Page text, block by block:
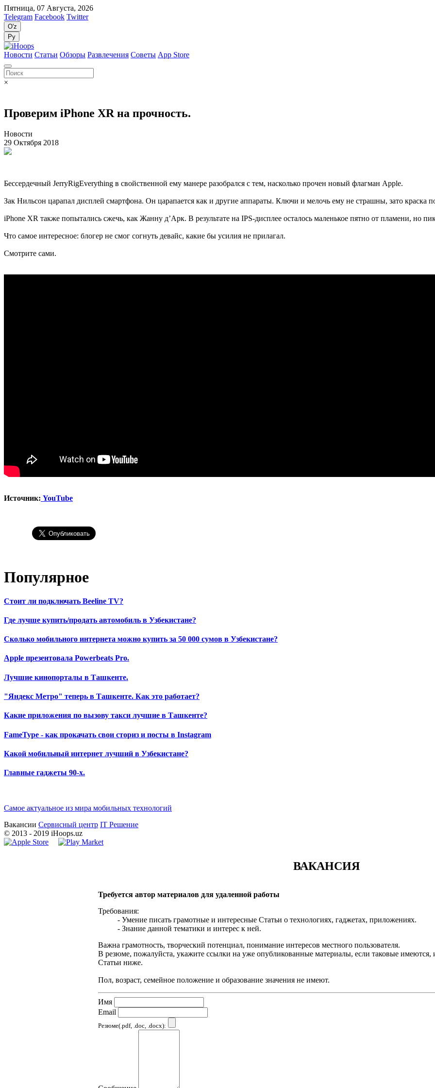
Пятница, 07 Августа, 2026
Telegram Facebook Twitter
O'z
Ру
Новости Статьи Обзоры Развлечения Советы App Store
×
Проверим iPhone XR на прочность.
Новости
29 Октября 2018
Бессердечный JerryRigEverything в свойственной ему манере разобрался с тем, насколько прочен новый флагман Apple.
Зак Нильсон царапал дисплей смартфона. Он царапается как и другие аппараты. Ключи и мелочь ему не страшны, зато краска
iPhone XR также попытались сжечь, как Жанну д’Арк. В результате на IPS-дисплее осталось маленькое пятно от пламени, но
Что самое интересное: блогер не смог согнуть девайс, какие бы усилия не прилагал.
Смотрите сами.
Источник: YouTube
Популярное
Стоит ли подключать Beeline TV?
Где лучше купить/продать автомобиль в Узбекистане?
Сколько мобильного интернета можно купить за 50 000 сумов в Узбекистане?
Apple презентовала Powerbeats Pro.
Лучшие кинопорталы в Ташкенте.
"Яндекс Метро" теперь в Ташкенте. Как это работает?
Какие приложения по вызову такси лучшие в Ташкенте?
FameType - как прокачать свои сториз и посты в Instagram
Какой мобильный интернет лучший в Узбекистане?
Главные гаджеты 90-х.
Самое актуальное из мира мобильных технологий
Вакансии Сервисный центр IT Решение
© 2013 - 2019 iHoops.uz
ВАКАНСИЯ
Требуется автор материалов для удаленной работы
Требования:
- Умение писать грамотные и интересные Статьи о технологиях, гаджетах, приложениях.
- Знание данной тематики и интерес к ней.
Важна грамотность, творческий потенциал, понимание интересов местного пользователя.
В резюме, пожалуйста, укажите ссылки на уже опубликованные материалы, если таковые имеются,
Статьи ниже.
Пол, возраст, семейное положение и образование значения не имеют.
Имя
Email
Резюме(.pdf, .doc, .docx):